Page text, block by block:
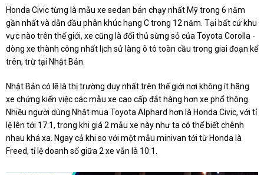
Honda Civic từng là mẫu xe sedan bán chạy nhất Mỹ trong 6 năm
gần nhất và dẫn đầu phân khúc hạng C trong 12 năm. Tại bất cứ khu
vực nào trên thế giới, xe cũng là đối thủ sừng sỏ của Toyota Corolla -
dòng xe thành công nhất lịch sử làng ô tô toàn cầu trong giai đoạn kể
trên, trừ tại Nhật Bản.
Nhật Bản có lẽ là thị trường duy nhất trên thế giới nơi không ít hãng
xe chứng kiến việc các mẫu xe cao cấp đắt hàng hơn xe phổ thông.
Nhiều người dùng Nhật mua Toyota Alphard hơn là Honda Civic, với tỉ
lệ lên tới 17:1, trong khi giá 2 mẫu xe này như ta có thể biết chênh
nhau khá xa. Ngay cả khi so với một mẫu minivan tới từ Honda là
Freed, tỉ lệ doanh số giữa 2 xe vẫn là 10:1.